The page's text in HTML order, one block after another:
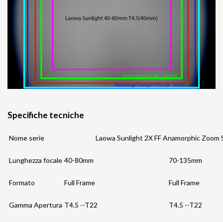
Specifiche tecniche
Nome serie Laowa Sunlight 2X FF Anamorphic Zoom
Lunghezza focale 40-80mm 70-135mm
Formato Full Frame Full Frame
Gamma Apertura T4.5 --T22 T4.5 --T22